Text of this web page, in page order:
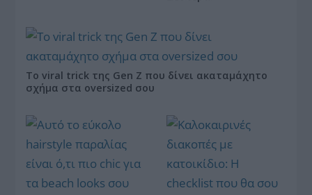
Το viral trick της Gen Z που δίνει ακαταμάχητο
σχήμα στα oversized σου